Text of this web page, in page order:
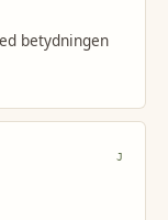
betydningen
J